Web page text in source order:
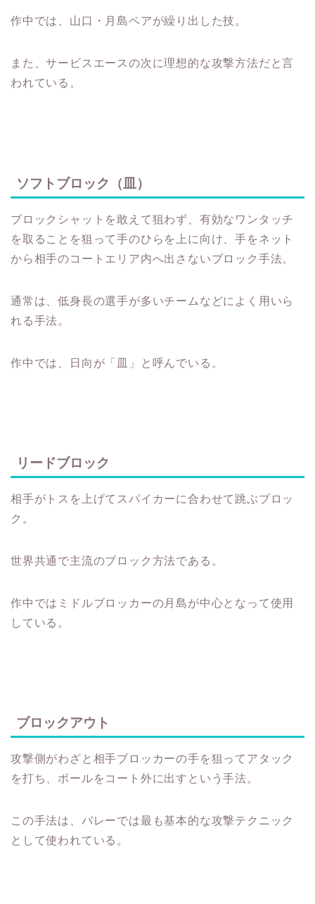
作中では、山口・月島ペアが繰り出した技。
また、サービスエースの次に理想的な攻撃方法だと言
われている。
ソフトブロック（皿）
ブロックシャットを敢えて狙わず、有効なワンタッチ
を取ることを狙って手のひらを上に向け、手をネット
から相手のコートエリア内へ出さないブロック手法。
通常は、低身長の選手が多いチームなどによく用いら
れる手法。
作中では、日向が「皿」と呼んでいる。
リードブロック
相手がトスを上げてスパイカーに合わせて跳ぶブロッ
ク。
世界共通で主流のブロック方法である。
作中ではミドルブロッカーの月島が中心となって使用
している。
ブロックアウト
攻撃側がわざと相手ブロッカーの手を狙ってアタック
を打ち、ボールをコート外に出すという手法。
この手法は、バレーでは最も基本的な攻撃テクニック
として使われている。